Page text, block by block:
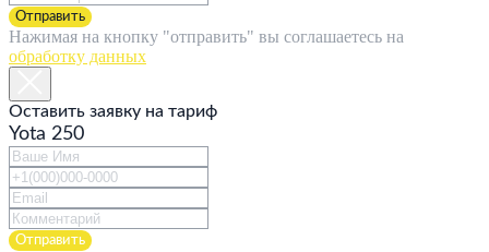
Отправить
Нажимая на кнопку "отправить" вы соглашаетесь на
обработку данных
Оставить заявку на тариф
Yota 250
Отправить